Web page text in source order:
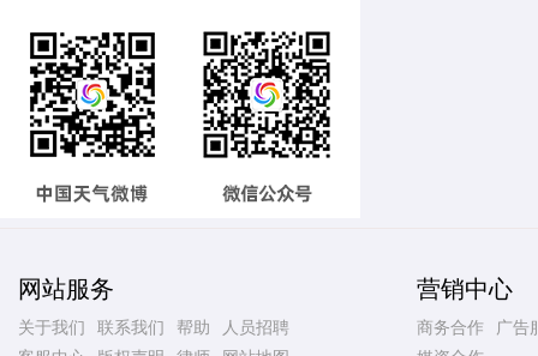
网站服务
关于我们 联系我们 帮助
人员招聘
营销中心
商务合作
广告